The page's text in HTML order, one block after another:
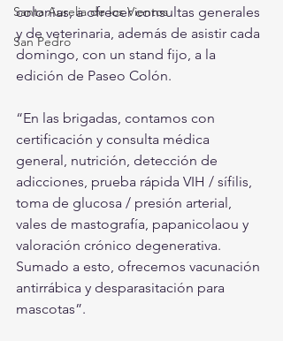
Santa Aurelia de los Vientos
San Pedro
colonias, a ofrecer consultas generales
y de veterinaria, además de asistir cada
domingo, con un stand fijo, a la
edición de Paseo Colón.
“En las brigadas, contamos con
certificación y consulta médica
general, nutrición, detección de
adicciones, prueba rápida VIH / sífilis,
toma de glucosa / presión arterial,
vales de mastografía, papanicolaou y
valoración crónico degenerativa.
Sumado a esto, ofrecemos vacunación
antirrábica y desparasitación para
mascotas”.